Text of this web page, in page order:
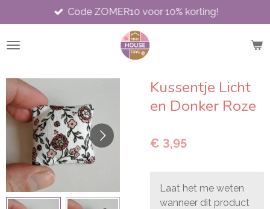
direct
naar
Code ZOMER10 voor 10% korting!
Kussentje Licht
en Donker Roze
€ 3,95
Laat het me weten
wanneer dit product